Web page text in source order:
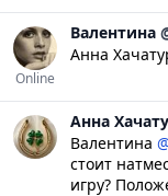
Online
Валентина
Анна
Анна
Валентина
стоит
игру?